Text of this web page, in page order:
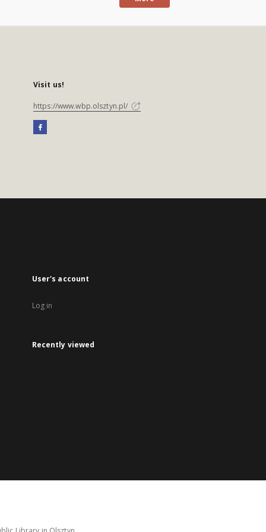
Visit us!
https://www.wbp.olsztyn.pl/
User's account
Log in
Recently viewed